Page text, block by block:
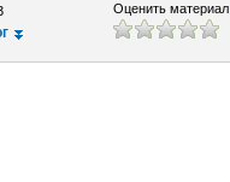
Оценить материал